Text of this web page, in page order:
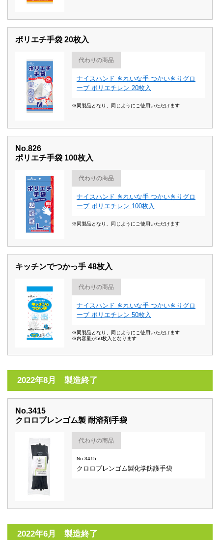
ポリエチ手袋 20枚入
代わりの商品
ナイスハンド きれいな手 つかいきりグロ
ーブ ポリエチレン 20枚入
※同製品となり、同じようにご使用いただけます
No.826
ポリエチ手袋 100枚入
代わりの商品
ナイスハンド きれいな手 つかいきりグロ
ーブ ポリエチレン 100枚入
※同製品となり、同じようにご使用いただけます
キッチンでつかっ手 48枚入
代わりの商品
ナイスハンド きれいな手 つかいきりグロ
ーブ ポリエチレン 50枚入
※同製品となり、同じようにご使用いただけます
※内容量が50枚入となります
2022年8月 製造終了
No.3415
クロロプレンゴム製 耐溶剤手袋
代わりの商品
No.3415
クロロプレンゴム製化学防護手袋
2022年6月 製造終了